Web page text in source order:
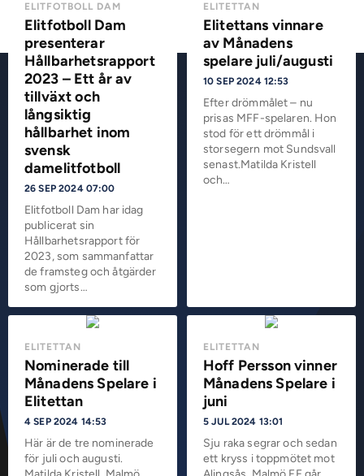
ELITFOTBOLL DAM
Elitfotboll Dam
presenterar
Hållbarhetsrapport
2023 – Ett år av
tillväxt och
långsiktig
hållbarhet inom
svensk
damelitfotboll
26 SEP 2024 07:00
Elitfotboll Dam har idag
publicerat sin
Hållbarhetsrapport för
2023, som sammanfattar
de framsteg och åtgärder
som gjorts…
ELITETTAN
Elitettans vinnare
av Månadens
spelare juli/augusti
10 SEP 2024 12:53
Efter drömmålet – nu
prisas MFF-spelaren. Hon
stod för ett drömmål i
storsegern mot Sundsvall
senast.Matilda Kristell
och…
ELITETTAN
Nominerade till
Månadens Spelare i
Elitettan
4 SEP 2024 14:53
Här är de tre nominerade
för juli och augusti.
ELITETTAN
Hoff Persson vinner
Månadens Spelare i
juni
5 JUL 2024 13:01
Sju raka segrar och sedan
ett kryss i toppmötet mot